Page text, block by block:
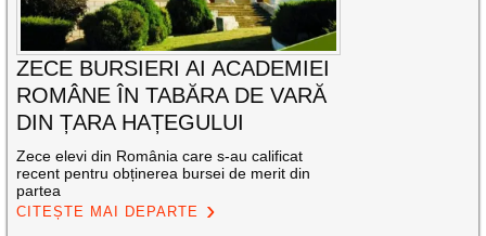
ZECE BURSIERI AI ACADEMIEI
ROMÂNE ÎN TABĂRA DE VARĂ
DIN ȚARA HAȚEGULUI
Zece elevi din România care s-au calificat
recent pentru obținerea bursei de merit din
partea
CITEȘTE MAI DEPARTE